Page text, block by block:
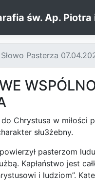
św. Ap. Piotra
Słowo Pasterza
Chrystusa w miłości
słu3żebny.
pasterzom
Kapłaństwo jest
i ludziom”.